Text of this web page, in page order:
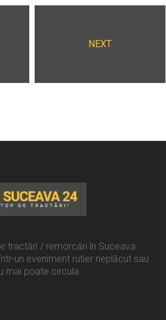
NEXT
tractări / remorcări în Suceava.
un eveniment rutier neplăcut sau
mai poate circula.